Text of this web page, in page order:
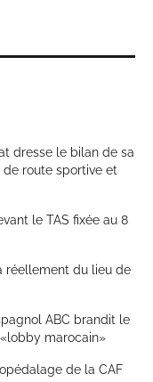
dresse le bilan de sa
de route sportive et
le TAS fixée au 8
réellement du lieu de
ABC brandit le
marocain»
de la CAF